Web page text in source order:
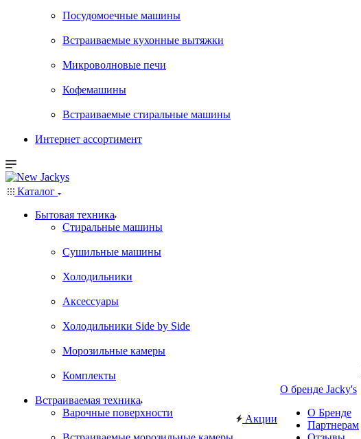
Посудомоечные машины
Встраиваемые кухонные вытяжки
Микроволновые печи
Кофемашины
Встраиваемые стиральные машины
Интернет ассортимент
Каталог
Бытовая техника
Стиральные машины
Сушильные машины
Холодильники
Аксессуары
Холодильники Side by Side
Морозильные камеры
Комплекты
Встраиваемая техника
Варочные поверхности
Акции
О бренде Jacky's
О Бренде
Партнерам